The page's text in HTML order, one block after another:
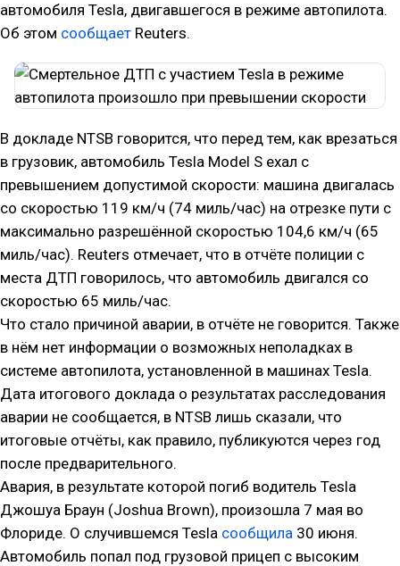
автомобиля Tesla, двигавшегося в режиме автопилота.
Об этом сообщает Reuters.
В докладе NTSB говорится, что перед тем, как врезаться
в грузовик, автомобиль Tesla Model S ехал с
превышением допустимой скорости: машина двигалась
со скоростью 119 км/ч (74 миль/час) на отрезке пути с
максимально разрешённой скоростью 104,6 км/ч (65
миль/час). Reuters отмечает, что в отчёте полиции с
места ДТП говорилось, что автомобиль двигался со
скоростью 65 миль/час.
Что стало причиной аварии, в отчёте не говорится. Также
в нём нет информации о возможных неполадках в
системе автопилота, установленной в машинах Tesla.
Дата итогового доклада о результатах расследования
аварии не сообщается, в NTSB лишь сказали, что
итоговые отчёты, как правило, публикуются через год
после предварительного.
Авария, в результате которой погиб водитель Tesla
Джошуа Браун (Joshua Brown), произошла 7 мая во
Флориде. О случившемся Tesla сообщила 30 июня.
Автомобиль попал под грузовой прицеп с высоким